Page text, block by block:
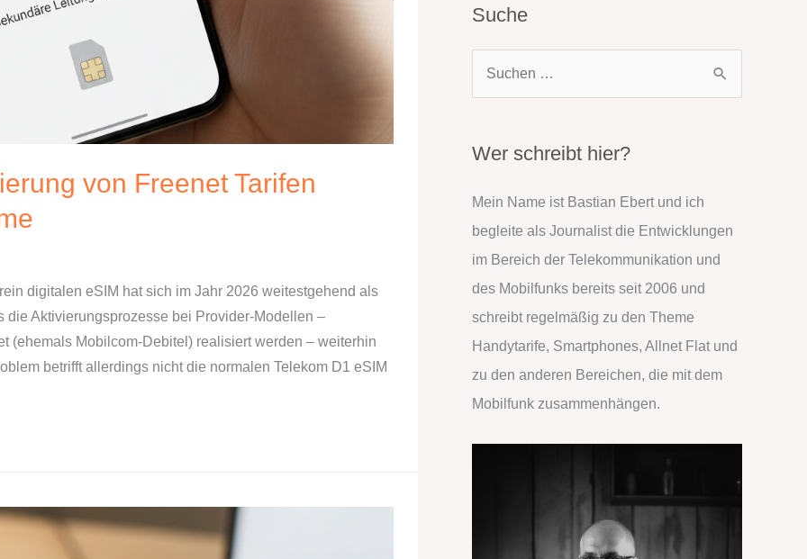
von Freenet Tarifen
digitalen eSIM hat sich im Jahr 2026 weitestgehend als
Aktivierungsprozesse bei Provider-Modellen –
(ehemals Mobilcom-Debitel) realisiert werden – weiterhin
betrifft allerdings nicht die normalen Telekom D1 eSIM
Suche
h
n
n
a
c
h
:
Wer schreibt hier?
Mein Name ist Bastian Ebert und ich
begleite als Journalist die Entwicklungen
im Bereich der Telekommunikation und
des Mobilfunks bereits seit 2006 und
schreibt regelmäßig zu den Theme
Handytarife, Smartphones, Allnet Flat und
zu den anderen Bereichen, die mit dem
Mobilfunk zusammenhängen.